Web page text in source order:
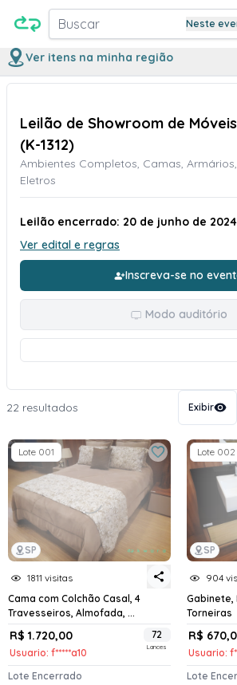
Buscar Neste
Ver itens na minha região
Leilão de Showroom de
(K-1312)
Ambientes Completos, Camas,
Eletros
Leilão encerrado: 20 de junho de 2024
Ver edital e regras
Inscreva-se no
Modo auditório
22 resultados Exibir
SP
Lote 001
1811 visitas
Cama com Colchão Casal, 4
Travesseiros, Almofada, ...
R$ 1.720,00
Usuario: f*****a10
72
Lances
Lote Encerrado
SP
Lote 002
904
Gabinete,
Torneiras
R$
Usuario:
Lote